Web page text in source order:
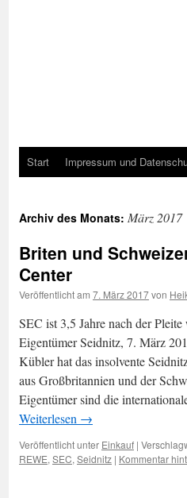
Start Impressum und
Archiv des Monats: März 2017
Briten und
Center
Veröffentlicht am 7. März 2017von
SEC ist 3,5 Jahre nach der
Eigentümer Seidnitz, 7. März
Kübler hat das insolvente
aus Großbritannien und der
Eigentümer sind die
Weiterlesen →
Veröffentlicht unter Einkauf |
REWE, SEC, Seidnitz | Kommentar